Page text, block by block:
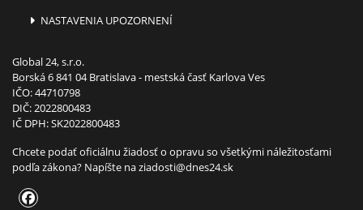
NASTAVENIA UPOZORNENÍ
Global 24, s.r.o.
Borská 6 841 04 Bratislava - mestská časť Karlova Ves
IČO: 44710798
DIČ: 2022800483
IČ DPH: SK2022800483
Chcete podať oficiálnu žiadosť o opravu so všetkými náležitosťami
podľa zákona? Napíšte naziadosti@dnes24.sk